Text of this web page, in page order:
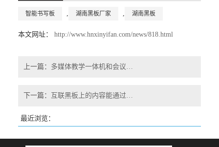
智能书写板 , 湖南黑板厂家 , 湖南黑板
本文网址：http://www.hnxinyifan.com/news/818.html
上一篇： 多媒体教学一体机和会议一体机有何差异?
下一篇： 互联黑板上的内容能通过哪些方法导出或分享？
最近浏览：